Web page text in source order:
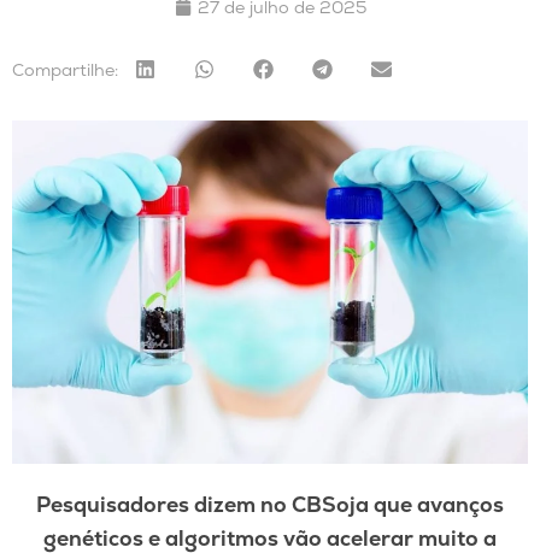
27 de julho de 2025
Compartilhe:
Pesquisadores dizem no CBSoja que avanços
genéticos e algoritmos vão acelerar muito a